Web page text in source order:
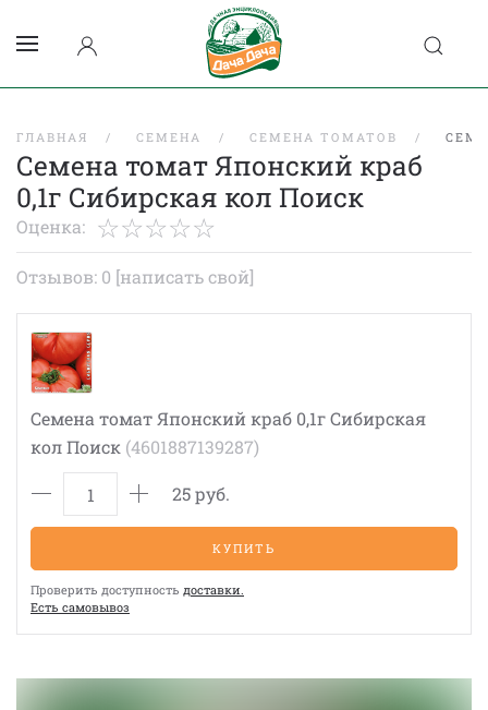
ГЛАВНАЯ СЕМЕНА СЕМЕНА ТОМАТОВ
Семена томат Японский краб
0,1г Сибирская кол Поиск
Оценка:
Отзывов: 0 [написать свой]
Семена томат Японский краб 0,1г Сибирская
кол Поиск (4601887139287)
25 руб.
КУПИТЬ
Проверить доступность доставки.
Eсть cамовывоз